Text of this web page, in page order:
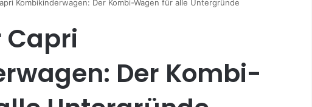
Kombikinderwagen: Der Kombi-Wagen für alle Untergründe
Capri
Der Kombi-